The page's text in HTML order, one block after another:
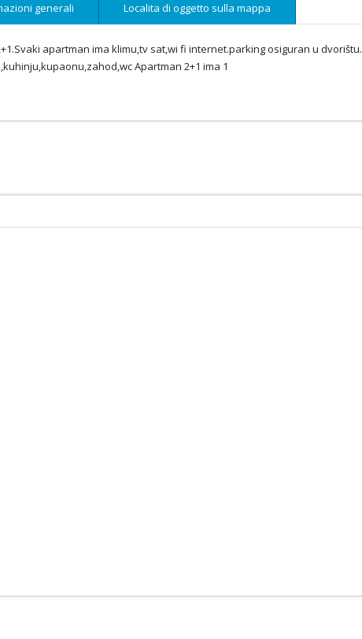
generali Localita di oggetto sulla mappa
apartman ima klimu,tv sat,wi fi internet.parking osiguran u dvorištu.
Apartman 2+1 ima 1